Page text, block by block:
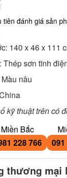
tiên đánh giá sản
140 x 46 x 111
Thép sơn tĩnh
nâu
kỹ thuật trên có
Miền Bắc
228 766
091
thương mại